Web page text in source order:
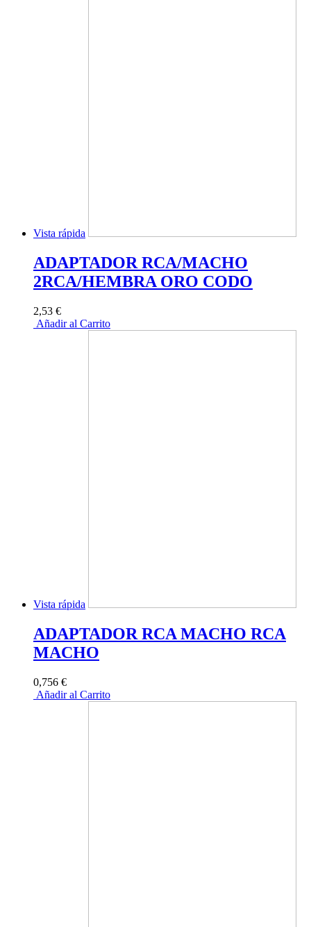
Vista rápida
ADAPTADOR RCA/MACHO
2RCA/HEMBRA ORO CODO
2,53 €
Añadir al Carrito
Vista rápida
ADAPTADOR RCA MACHO RCA
MACHO
0,756 €
Añadir al Carrito